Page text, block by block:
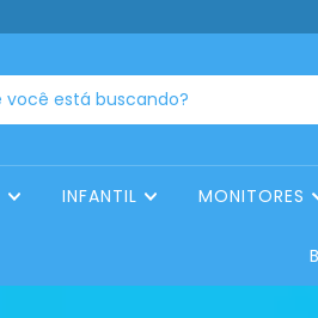
INFANTIL MONITORES